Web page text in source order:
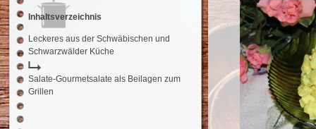
Inhaltsverzeichnis
Leckeres aus der Schwäbischen und
Schwarzwälder Küche
Salate-Gourmetsalate als Beilagen zum
Grillen